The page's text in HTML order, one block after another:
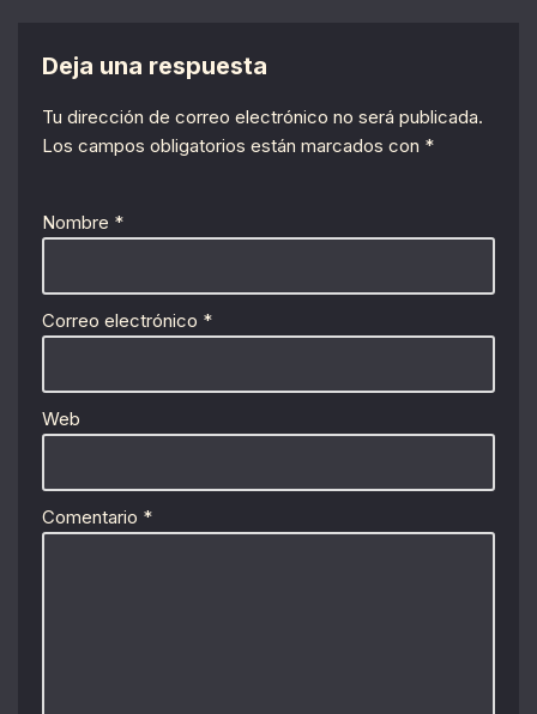
Deja una respuesta
Tu dirección de correo electrónico no será publicada.
Los campos obligatorios están marcados con *
Nombre *
Correo electrónico *
Web
Comentario *